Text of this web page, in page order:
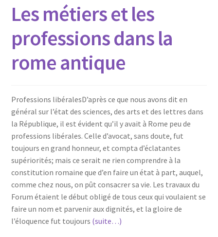
Les métiers et les
professions dans la
rome antique
Professions libéralesD’après ce que nous avons dit en
général sur l’état des sciences, des arts et des lettres dans
la République, il est évident qu’il y avait à Rome peu de
professions libérales. Celle d’avocat, sans doute, fut
toujours en grand honneur, et compta d’éclatantes
supériorités; mais ce serait ne rien comprendre à la
constitution romaine que d’en faire un état à part, auquel,
comme chez nous, on pût consacrer sa vie. Les travaux du
Forum étaient le début obligé de tous ceux qui voulaient se
faire un nom et parvenir aux dignités, et la gloire de
l’éloquence fut toujours (suite…)